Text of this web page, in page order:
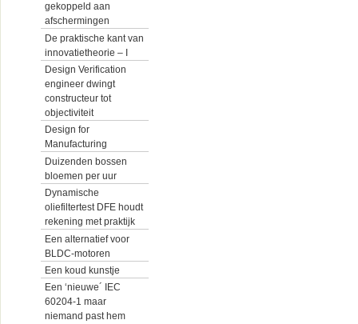
gekoppeld aan
afschermingen
De praktische kant van
innovatietheorie – I
Design Verification
engineer dwingt
constructeur tot
objectiviteit
Design for
Manufacturing
Duizenden bossen
bloemen per uur
Dynamische
oliefiltertest DFE houdt
rekening met praktijk
Een alternatief voor
BLDC-motoren
Een koud kunstje
Een ‘nieuwe´ IEC
60204-1 maar
niemand past hem